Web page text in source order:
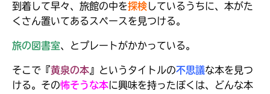
本を飛び出して
できる掲示板
到着して早々、旅館の中を探検しているうちに、本がた
くさん置いてあるスペースを見つける。
旅の図書室、とプレートがかかっている。
そこで『黄泉の本 』というタイトルの不思議な本を見つ
ける。その怖そうな本に興味を持ったぼくは、どんな本